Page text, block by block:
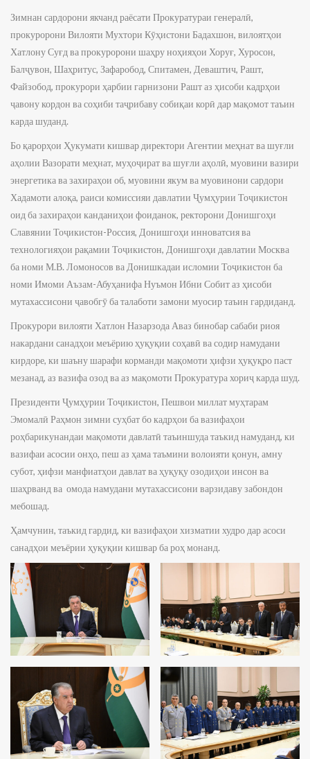
Зимнан сардорони якчанд раёсати Прокуратураи генералӣ,
прокуророни Вилояти Мухтори Кӯҳистони Бадахшон, вилоятҳои
Хатлону Суғд ва прокуророни шаҳру ноҳияҳои Хоруғ, Хуросон,
Балҷувон, Шаҳритус, Зафаробод, Спитамен, Деваштич, Рашт,
Файзобод, прокурори ҳарбии гарнизони Рашт аз ҳисоби кадрҳои
ҷавону кордон ва соҳиби таҷрибаву собиқаи корӣ дар мақомот таъин
карда шуданд.
Бо қарорҳои Ҳукумати кишвар директори Агентии меҳнат ва шуғли
аҳолии Вазорати меҳнат, муҳоҷират ва шуғли аҳолӣ, муовини вазири
энергетика ва захираҳои об, муовини якум ва муовинони сардори
Хадамоти алоқа, раиси комиссияи давлатии Ҷумҳурии Тоҷикистон
оид ба захираҳои канданиҳои фоиданок, ректорони Донишгоҳи
Славянии Тоҷикистон-Россия, Донишгоҳи инноватсия ва
технологияҳои рақамии Тоҷикистон, Донишгоҳи давлатии Москва
ба номи М.В. Ломоносов ва Донишкадаи исломии Тоҷикистон ба
номи Имоми Аъзам-Абуҳанифа Нуъмон Ибни Собит аз ҳисоби
мутахассисони ҷавобгӯ ба талаботи замони муосир таъин гардиданд.
Прокурори вилояти Хатлон Назарзода Аваз бинобар сабаби риоя
накардани санадҳои меъёрию ҳуқуқии соҳавӣ ва содир намудани
кирдоре, ки шаъну шарафи корманди мақомоти ҳифзи ҳуқуқро паст
мезанад, аз вазифа озод ва аз мақомоти Прокуратура хориҷ карда шуд.
Президенти Ҷумҳурии Тоҷикистон, Пешвои миллат муҳтарам
Эмомалӣ Раҳмон зимни суҳбат бо кадрҳои ба вазифаҳои
роҳбарикунандаи мақомоти давлатӣ таъиншуда таъкид намуданд, ки
вазифаи асосии онҳо, пеш аз ҳама таъмини волоияти қонун, амну
субот, ҳифзи манфиатҳои давлат ва ҳуқуқу озодиҳои инсон ва
шаҳрванд ва омода намудани мутахассисони варзидаву забондон
мебошад.
Ҳамчунин, таъкид гардид, ки вазифаҳои хизматии худро дар асоси
санадҳои меъёрии ҳуқуқии кишвар ба роҳ монанд.